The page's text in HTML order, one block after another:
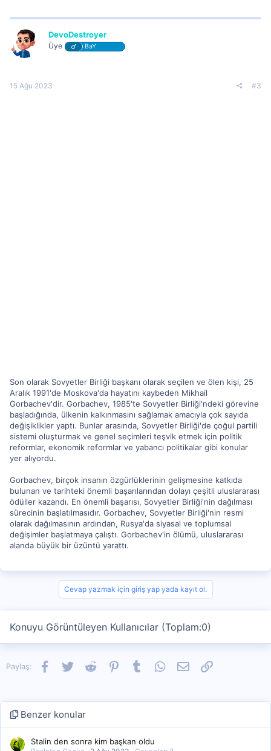
DevoDestroyer
Üye BaY
15 Ağu 2023 #3
Son olarak Sovyetler Birliği başkanı olarak seçilen ve ölen kişi, 25
Aralık 1991'de Moskova'da hayatını kaybeden Mikhail
Gorbachev'dir. Gorbachev, 1985'te Sovyetler Birliği'ndeki görevine
başladığında, ülkenin kalkınmasını sağlamak amacıyla çok sayıda
değişiklikler yaptı. Bunlar arasında, Sovyetler Birliği'de çoğul partili
sistemi oluşturmak ve genel seçimleri teşvik etmek için politik
reformlar, ekonomik reformlar ve yabancı politikalar gibi konular
yer alıyordu.
Gorbachev, birçok insanın özgürlüklerinin gelişmesine katkıda
bulunan ve tarihteki önemli başarılarından dolayı çeşitli uluslararası
ödüller kazandı. En önemli başarısı, Sovyetler Birliği'nin dağılması
sürecinin başlatılmasıdır. Gorbachev, Sovyetler Birliği'nin resmi
olarak dağılmasının ardından, Rusya'da siyasal ve toplumsal
değişimler başlatmaya çalıştı. Gorbachev'in ölümü, uluslararası
alanda büyük bir üzüntü yarattı.
Cevap yazmak için giriş yap yada kayıt ol.
Konuyu Görüntüleyen Kullanıcılar (Toplam:0)
Paylaş: Facebook
TwitterReddit PinterestTumblrWhatsApp
E-postaLink
Benzer konular
Stalin den sonra kim başkan oldu